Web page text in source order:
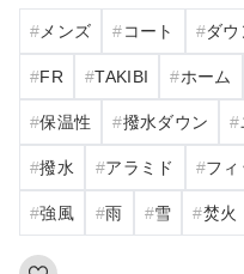
メンズ コート ダウ
FR TAKIBI ホーム
保温性 撥水ダウン
撥水 アラミド フィ
強風 雨 雪 焚火